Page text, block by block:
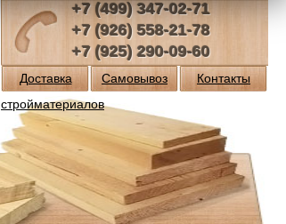
+7 (499) 347-02-71
+7 (926) 558-21-78
+7 (925) 290-09-60
Доставка
стройматериалов
Самовывоз Контакты